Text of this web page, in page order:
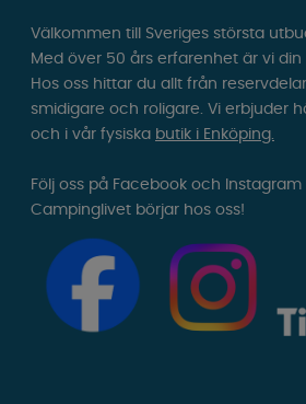
Välkommen till Sveriges största
Med över 50 års erfarenhet är vi
Hos oss hittar du allt från
smidigare och roligare. Vi erbjuder
och i vår fysiska butik i Enköping.
Följ oss på Facebook och
Campinglivet börjar hos oss!